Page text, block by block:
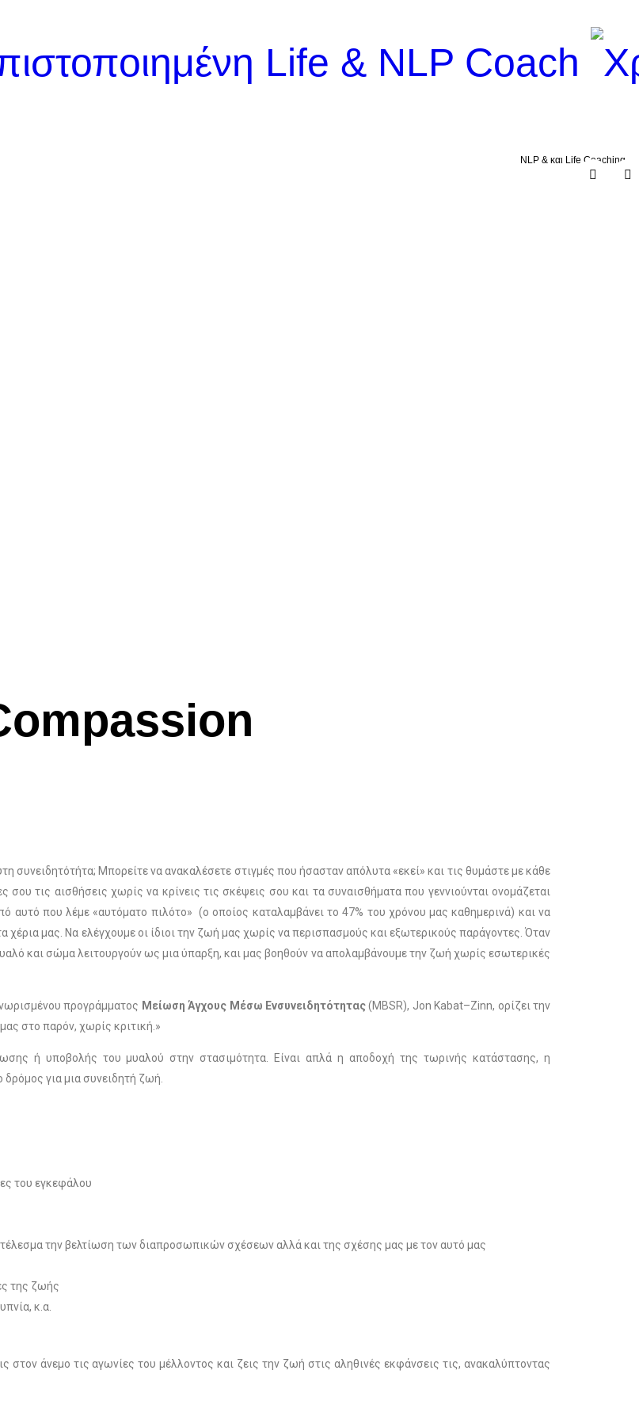
NLP & και Life Coaching
συνειδητότήτα; Μπορείτε να ανακαλέσετε στιγμές που ήσασταν απόλυτα «εκεί» και τις θυμάστε με κάθε
τις αισθήσεις χωρίς να κρίνεις τις σκέψεις σου και τα συναισθήματα που γεννιούνται ονομάζεται
αυτό που λέμε «αυτόματο πιλότο» (ο οποίος καταλαμβάνει το 47% του χρόνου μας καθημερινά) και να
μας. Να ελέγχουμε οι ίδιοι την ζωή μας χωρίς να περισπασμούς και εξωτερικούς παράγοντες. Όταν
και σώμα λειτουργούν ως μια ύπαρξη, και μας βοηθούν να απολαμβάνουμε την ζωή χωρίς εσωτερικές
προγράμματος Μείωση Άγχους Μέσω Ενσυνειδητότητας(MBSR), Jon Kabat–Zinn, ορίζει την
στο παρόν, χωρίς κριτική.»
ή υποβολής του μυαλού στην στασιμότητα. Είναι απλά η αποδοχή της τωρινής κατάστασης, η
δρόμος για μια συνειδητή ζωή.
του εγκεφάλου
την βελτίωση των διαπροσωπικών σχέσεων αλλά και της σχέσης μας με τον αυτό μας
της ζωής
κ.α.
άνεμο τις αγωνίες του μέλλοντος και ζεις την ζωή στις αληθινές εκφάνσεις τις, ανακαλύπτοντας